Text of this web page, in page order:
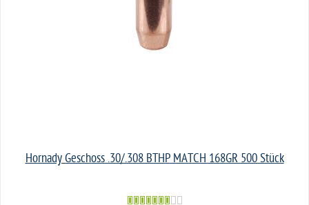
Hornady Geschoss .30/.308 BTHP MATCH 168GR 500 Stück